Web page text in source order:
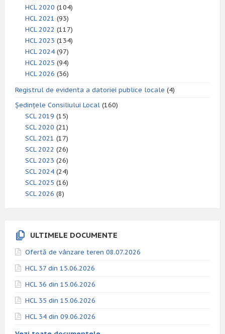
HCL 2020 (104)
HCL 2021 (93)
HCL 2022 (117)
HCL 2023 (134)
HCL 2024 (97)
HCL 2025 (94)
HCL 2026 (36)
Registrul de evidenta a datoriei publice locale (4)
Ședințele Consiliului Local (160)
SCL 2019 (15)
SCL 2020 (21)
SCL 2021 (17)
SCL 2022 (26)
SCL 2023 (26)
SCL 2024 (24)
SCL 2025 (16)
SCL 2026 (8)
ULTIMELE DOCUMENTE
Ofertă de vânzare teren 08.07.2026
HCL 37 din 15.06.2026
HCL 36 din 15.06.2026
HCL 35 din 15.06.2026
HCL 34 din 09.06.2026